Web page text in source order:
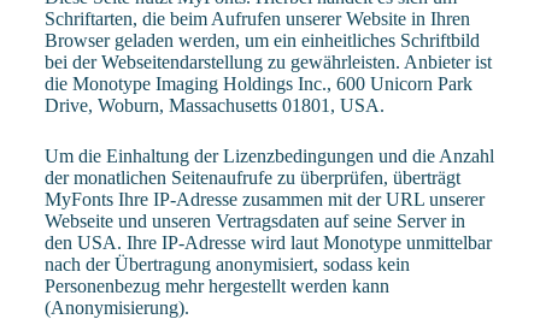
Schriftarten, die beim Aufrufen unserer Website in Ihren
Browser geladen werden, um ein einheitliches Schriftbild
bei der Webseitendarstellung zu gewährleisten. Anbieter ist
die Monotype Imaging Holdings Inc., 600 Unicorn Park
Drive, Woburn, Massachusetts 01801, USA.
Um die Einhaltung der Lizenzbedingungen und die Anzahl
der monatlichen Seitenaufrufe zu überprüfen, überträgt
MyFonts Ihre IP-Adresse zusammen mit der URL unserer
Webseite und unseren Vertragsdaten auf seine Server in
den USA. Ihre IP-Adresse wird laut Monotype unmittelbar
nach der Übertragung anonymisiert, sodass kein
Personenbezug mehr hergestellt werden kann
(Anonymisierung).